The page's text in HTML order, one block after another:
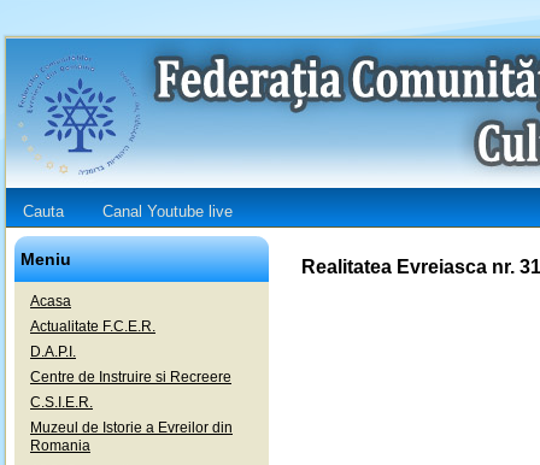
Cauta Canal Youtube live
Meniu
Acasa
Actualitate F.C.E.R.
D.A.P.I.
Centre de Instruire si Recreere
C.S.I.E.R.
Muzeul de Istorie a Evreilor din
Romania
Realitatea Evreiasca nr.